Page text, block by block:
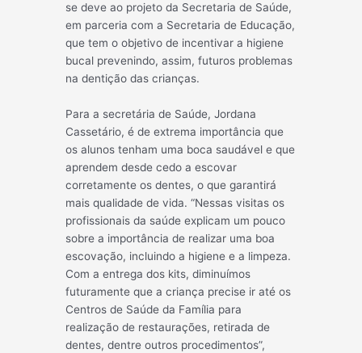
se deve ao projeto da Secretaria de Saúde,
em parceria com a Secretaria de Educação,
que tem o objetivo de incentivar a higiene
bucal prevenindo, assim, futuros problemas
na dentição das crianças.
Para a secretária de Saúde, Jordana
Cassetário, é de extrema importância que
os alunos tenham uma boca saudável e que
aprendem desde cedo a escovar
corretamente os dentes, o que garantirá
mais qualidade de vida. “Nessas visitas os
profissionais da saúde explicam um pouco
sobre a importância de realizar uma boa
escovação, incluindo a higiene e a limpeza.
Com a entrega dos kits, diminuímos
futuramente que a criança precise ir até os
Centros de Saúde da Família para
realização de restaurações, retirada de
dentes, dentre outros procedimentos”,